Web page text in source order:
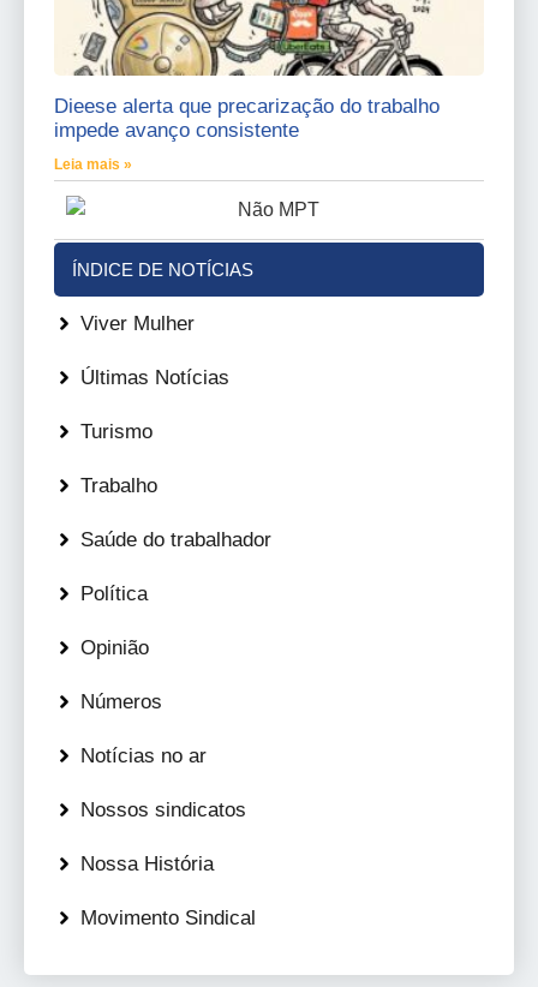
Dieese alerta que precarização do trabalho
impede avanço consistente
Leia mais »
ÍNDICE DE NOTÍCIAS
Viver Mulher
Últimas Notícias
Turismo
Trabalho
Saúde do trabalhador
Política
Opinião
Números
Notícias no ar
Nossos sindicatos
Nossa História
Movimento Sindical